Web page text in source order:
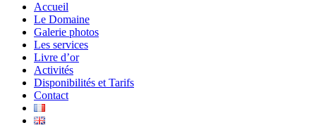
Accueil
Le Domaine
Galerie photos
Les services
Livre d’or
Activités
Disponibilités et Tarifs
Contact